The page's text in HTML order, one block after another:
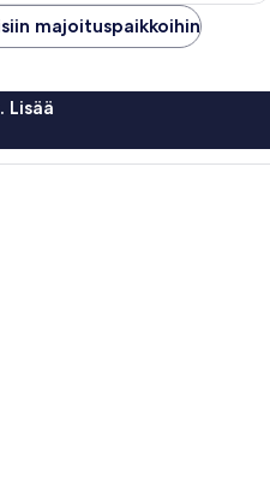
majoituspaikkoihin
Lisää